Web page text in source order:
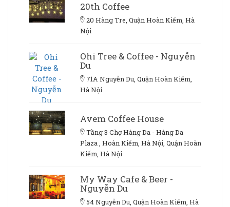
20th Coffee
20 Hàng Tre, Quận Hoàn Kiếm, Hà
Nội
Ohi Tree & Coffee - Nguyễn
Du
71A Nguyễn Du, Quận Hoàn Kiếm,
Hà Nội
Avem Coffee House
Tầng 3 Chợ Hàng Da - Hàng Da
Plaza , Hoàn Kiếm, Hà Nội, Quận Hoàn
Kiếm, Hà Nội
My Way Cafe & Beer -
Nguyễn Du
54 Nguyễn Du, Quận Hoàn Kiếm, Hà